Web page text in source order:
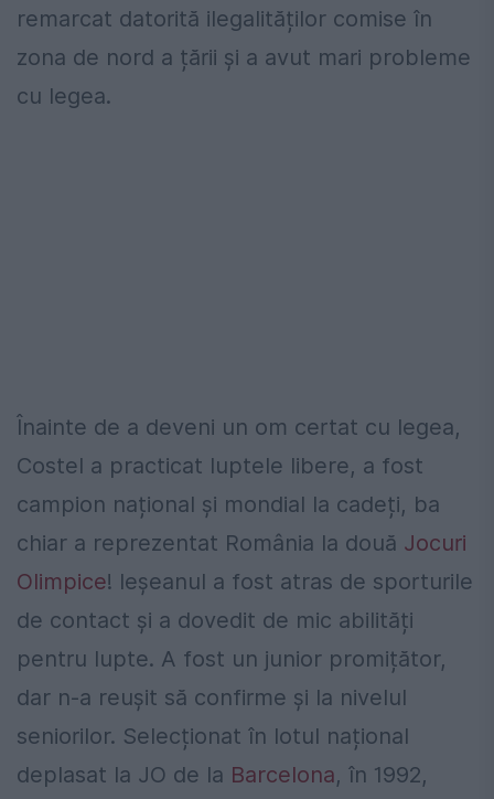
remarcat datorită ilegalităților comise în
zona de nord a țării și a avut mari probleme
cu legea.
Înainte de a deveni un om certat cu legea,
Costel a practicat luptele libere, a fost
campion național și mondial la cadeți, ba
chiar a reprezentat România la două Jocuri
Olimpice! Ieșeanul a fost atras de sporturile
de contact și a dovedit de mic abilități
pentru lupte. A fost un junior promițător,
dar n-a reușit să confirme și la nivelul
seniorilor. Selecționat în lotul național
deplasat la JO de la Barcelona, în 1992,